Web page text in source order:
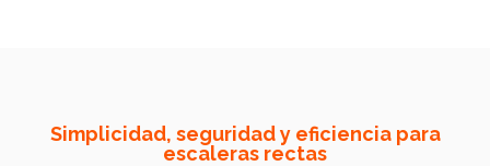
Simplicidad, seguridad y eficiencia para
escaleras rectas